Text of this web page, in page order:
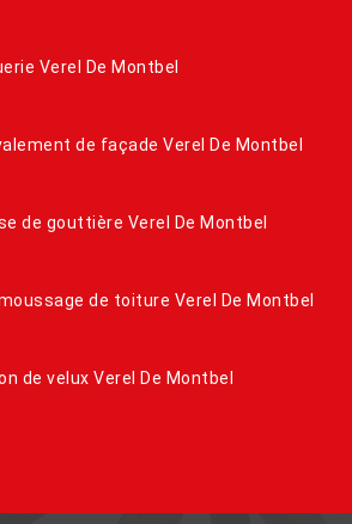
Verel De Montbel
de façade Verel De Montbel
de gouttière Verel De Montbel
de toiture Verel De Montbel
de velux Verel De Montbel